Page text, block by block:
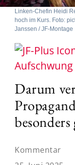
Linken-Chefin Heidi
hoch im Kurs. Foto:
Janssen / JF-Montage
Darum
Kommentar